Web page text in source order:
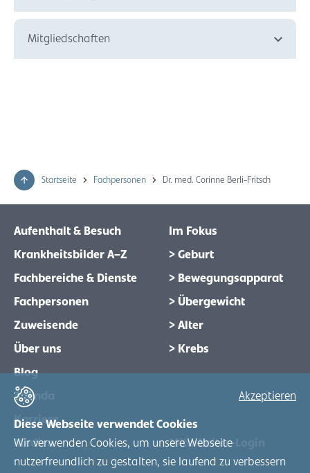
Mitgliedschaften
Diese Webseite verwendet Cookies
Wir verwenden Cookies, um unsere Webseite
nutzerfreundlich zu gestalten, sie laufend zu verbessern
Akzeptieren
Startseite Fachpersonen Dr. med. Corinne Berli-Fritsch
Aufenthalt & Besuch
Krankheitsbilder A–Z
Fachbereiche & Dienste
Fachpersonen
Zuweisende
Über uns
Blog
Agenda
Karriere
Medien
Im Fokus
> Geburt
> Bewegungsapparat
> Übergewicht
> Alter
> Krebs
Mitarbeiter-Login